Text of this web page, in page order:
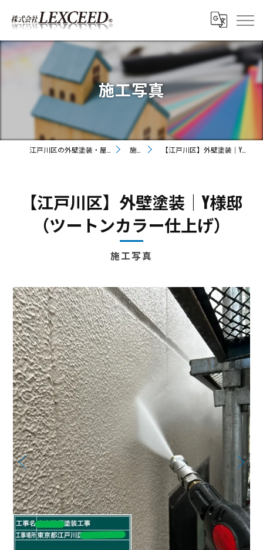
施工写真
施工写真 【江戸川区】外壁塗装│Y様邸（ツートンカラー仕上げ）
施工写真
【江戸川区】外壁塗装│Y様邸
（ツートンカラー仕上げ）